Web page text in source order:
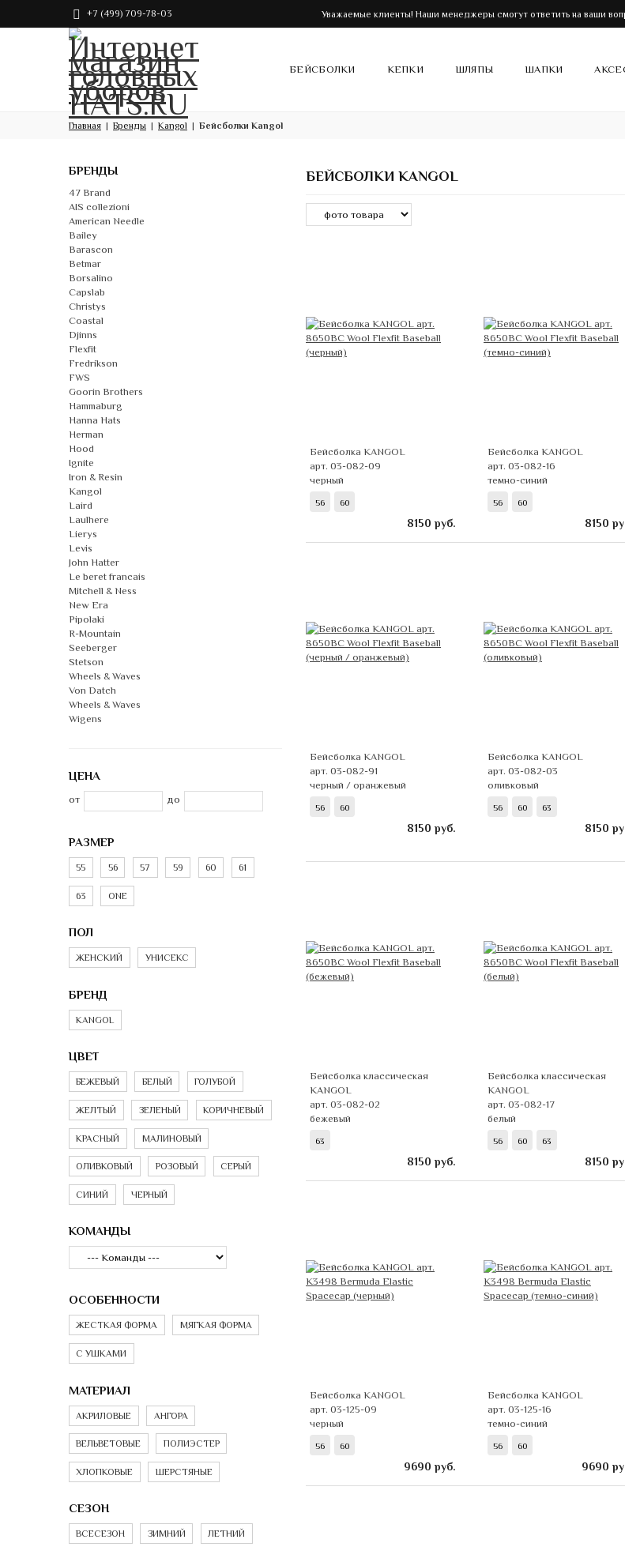
+7 (499) 709-78-03 Уважаемые клиенты! Наши менеджеры смогут ответить на ваши
БЕЙСБОЛКИ КЕПКИ ШЛЯПЫ ШАПКИ
Главная Бренды Kangol Бейсболки Kangol
БЕЙСБОЛКИ KANGOL
Бейсболка KANGOL
арт. 03-082-09
черный
56 60
8150 руб.
Бейсболка KANGOL
арт. 03-082-16
темно-синий
56 60
8150
Бейсболка KANGOL
арт. 03-082-91
черный / оранжевый
56 60
8150 руб.
Бейсболка KANGOL
арт. 03-082-03
оливковый
56 60 63
8150
Бейсболка классическая
KANGOL
арт. 03-082-02
бежевый
63
8150 руб.
Бейсболка классическая
KANGOL
арт. 03-082-17
белый
56 60 63
8150
Бейсболка KANGOL
арт. 03-125-09
черный
56 60
9690 руб.
Бейсболка KANGOL
арт. 03-125-16
темно-синий
56 60
9690
БРЕНДЫ
47 Brand
AIS collezioni
American Needle
Bailey
Barascon
Betmar
Borsalino
Capslab
Christys
Coastal
Djinns
Flexfit
Fredrikson
FWS
Goorin Brothers
Hammaburg
Hanna Hats
Herman
Hood
Ignite
Iron & Resin
Kangol
Laird
Laulhere
Lierys
Levis
John Hatter
Le beret francais
Mitchell & Ness
New Era
Pipolaki
R-Mountain
Seeberger
Stetson
Wheels & Waves
Von Datch
Wheels & Waves
Wigens
ЦЕНА
от до
РАЗМЕР
55 56 57 59 60 61
63 ONE
ПОЛ
ЖЕНСКИЙ УНИСЕКС
БРЕНД
KANGOL
ЦВЕТ
БЕЖЕВЫЙ БЕЛЫЙ ГОЛУБОЙ
ЖЕЛТЫЙ ЗЕЛЕНЫЙ КОРИЧНЕВЫЙ
КРАСНЫЙ МАЛИНОВЫЙ
ОЛИВКОВЫЙ РОЗОВЫЙ СЕРЫЙ
СИНИЙ ЧЕРНЫЙ
КОМАНДЫ
ОСОБЕННОСТИ
ЖЕСТКАЯ ФОРМА МЯГКАЯ ФОРМА
С УШКАМИ
МАТЕРИАЛ
АКРИЛОВЫЕ АНГОРА
ВЕЛЬВЕТОВЫЕ ПОЛИЭСТЕР
ХЛОПКОВЫЕ ШЕРСТЯНЫЕ
СЕЗОН
ВСЕСЕЗОН ЗИМНИЙ ЛЕТНИЙ